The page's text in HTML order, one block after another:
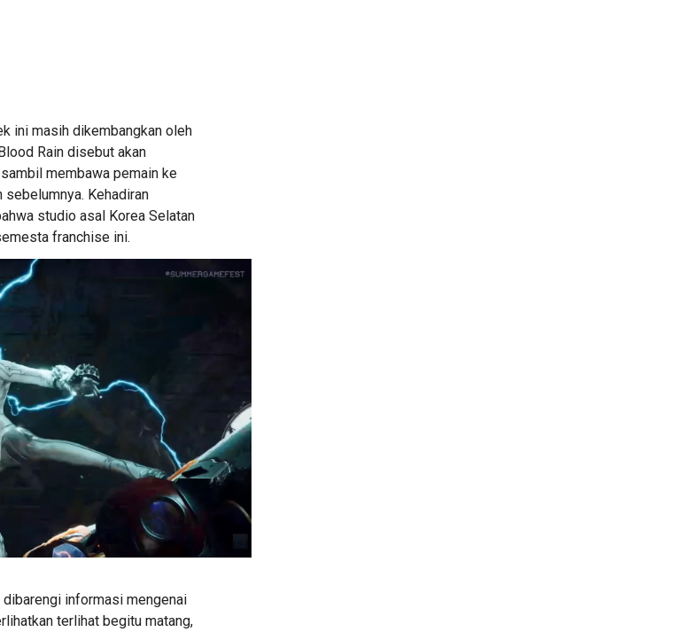
ini masih dikembangkan oleh
Rain disebut akan
membawa pemain ke
sebelumnya. Kehadiran
studio asal Korea Selatan
franchise ini.
dibarengi informasi mengenai
terlihat begitu matang,